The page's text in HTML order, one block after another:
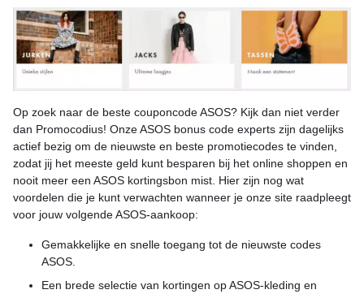
Op zoek naar de beste couponcode ASOS? Kijk dan niet verder
dan Promocodius! Onze ASOS bonus code experts zijn dagelijks
actief bezig om de nieuwste en beste promotiecodes te vinden,
zodat jij het meeste geld kunt besparen bij het online shoppen en
nooit meer een ASOS kortingsbon mist. Hier zijn nog wat
voordelen die je kunt verwachten wanneer je onze site raadpleegt
voor jouw volgende ASOS-aankoop:
Gemakkelijke en snelle toegang tot de nieuwste codes
ASOS.
Een brede selectie van kortingen op ASOS-kleding en